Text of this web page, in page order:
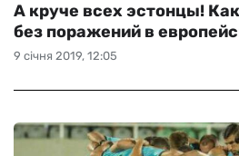
9 січня 2019, 12:05
А круче всех эстонцы!
без поражений в